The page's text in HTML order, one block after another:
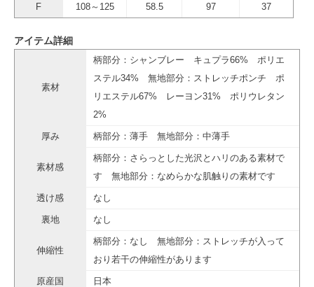
F 108～125 58.5 97 37
アイテム詳細
素材
柄部分：シャンブレー キュプラ66% ポリエ
ステル34% 無地部分：ストレッチポンチ ポ
リエステル67% レーヨン31% ポリウレタン
2%
厚み 柄部分：薄手 無地部分：中薄手
素材感
柄部分：さらっとした光沢とハリのある素材で
す 無地部分：なめらかな肌触りの素材です
透け感 なし
裏地 なし
伸縮性
柄部分：なし 無地部分：ストレッチが入って
おり若干の伸縮性があります
原産国 日本